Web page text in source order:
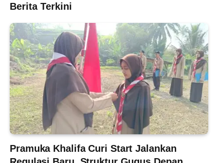
Berita Terkini
Pramuka Khalifa Curi Start Jalankan